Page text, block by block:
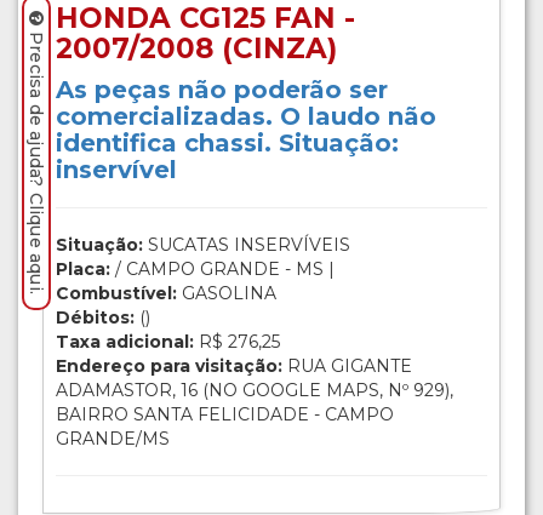
HONDA CG125 FAN -
2007/2008 (CINZA)
As peças não poderão ser
comercializadas. O laudo não
identifica chassi. Situação:
inservível
Situação: SUCATAS INSERVÍVEIS
Placa: / CAMPO GRANDE - MS |
Combustível: GASOLINA
Débitos: ()
Taxa adicional: R$ 276,25
Endereço para visitação: RUA GIGANTE
ADAMASTOR, 16 (NO GOOGLE MAPS, Nº 929),
BAIRRO SANTA FELICIDADE - CAMPO
GRANDE/MS
Precisa de ajuda? Clique aqui.